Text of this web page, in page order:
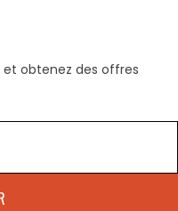
obtenez des offres